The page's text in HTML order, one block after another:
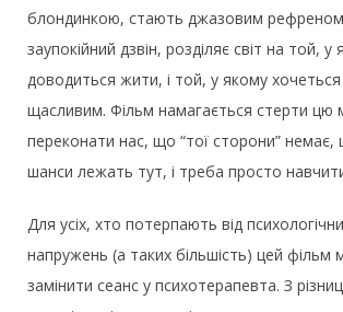
блондинкою, стають джазовим
заупокійний дзвін, розділяє світ на той, у
доводиться жити, і той, у якому
щасливим. Фільм намагається стерти цю
переконати нас, що “тої сторони” немає,
шанси лежать тут, і треба просто
Для усіх, хто потерпають від
напружень (а таких більшість) цей фільм
замінити сеанс у психотерапевта. З